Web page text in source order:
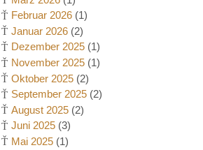
Februar 2026 (1)
Januar 2026 (2)
Dezember 2025 (1)
November 2025 (1)
Oktober 2025 (2)
September 2025 (2)
August 2025 (2)
Juni 2025 (3)
Mai 2025 (1)